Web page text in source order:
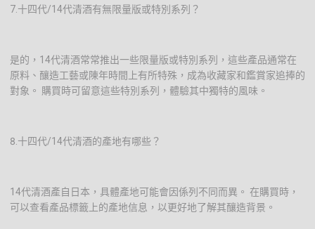
7.十四代/14代清酒有無限量版或特別系列？
是的，14代清酒常常推出一些限量版或特別系列，這些產品通常在
原料、釀造工藝或陳年時間上有所特殊，成為收藏家和鑑賞家追捧的
對象。 購買時可留意這些特別系列，體驗其中獨特的風味。
8.十四代/14代清酒的產地有哪些？
14代清酒產自日本，具體產地可能會因係列不同而異。 在購買時，
可以查看產品標籤上的產地信息，以更好地了解其釀造背景。